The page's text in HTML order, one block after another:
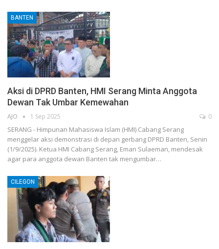
BANTEN
Aksi di DPRD Banten, HMI Serang Minta Anggota
Dewan Tak Umbar Kemewahan
AJO 1 Sep 2025 0
SERANG - Himpunan Mahasiswa Islam (HMI) Cabang Serang
menggelar aksi demonstrasi di depan gerbang DPRD Banten, Senin
(1/9/2025). Ketua HMI Cabang Serang, Eman Sulaeman, mendesak
agar para anggota dewan Banten tak mengumbar…
CILEGON